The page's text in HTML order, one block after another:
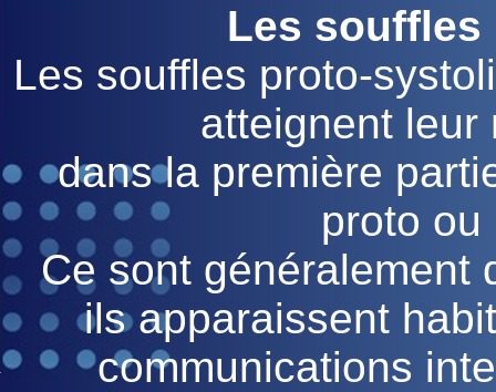
Les
Les souffles proto-
atteignent leur
dans la première
proto ou
Ce sont généralement
ils apparaissent
communications